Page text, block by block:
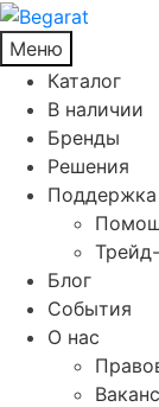
Меню
Каталог
В наличии
Бренды
Решения
Поддержка
Блог
События
О нас